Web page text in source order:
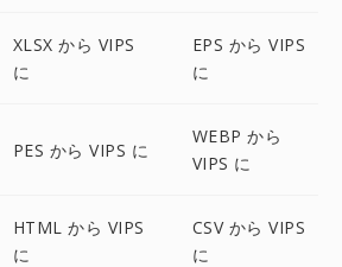
XLSX から VIPS
に
EPS から VIPS
に
PES から VIPS に
WEBP から
VIPS に
HTML から VIPS
に
CSV から VIPS
に